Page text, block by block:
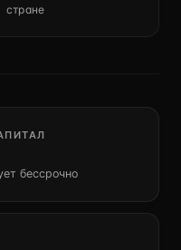
стране
бессрочно